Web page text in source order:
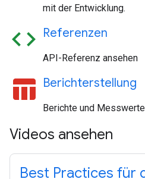
mit der Entwicklung.
code Referenzen
API-Referenz ansehen
table_chart Berichterstellung
Berichte und
Videos ansehen
Best Practices für